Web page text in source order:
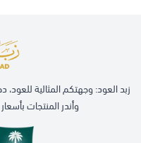
زبد العود: وجهتكم المثالية
وأندر المنتجات